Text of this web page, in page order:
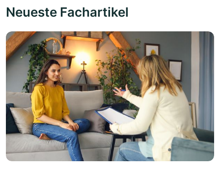
Neueste Fachartikel